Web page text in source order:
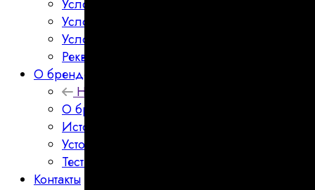
Условия оплаты
Условия доставки
Условия возврата
Реквизиты
О бренде
Назад
О бренде
История бренда
Устойчивое развитие
Тестирование
Контакты